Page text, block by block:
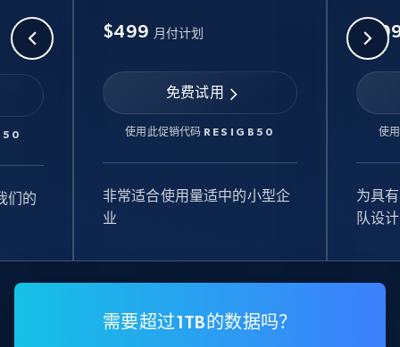
们的
$499 月付计划
免费试用
使用此促销代码 RESIGB50
非常适合使用量适中的小型企
业
使
为具
队设计
需要超过1TB的数据吗？